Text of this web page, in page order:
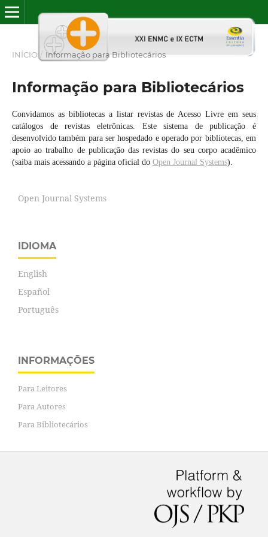
INÍCIO / Informação para Bibliotecários
Informação para Bibliotecários
Convidamos as bibliotecas a listar revistas de Acesso Livre em seus
catálogos de revistas eletrônicas. Este sistema de publicação é
desenvolvido também para ser hospedado e operado por bibliotecas, em
apoio ao trabalho de publicação das revistas do seu corpo acadêmico
(saiba mais acessando a página oficial do Open Journal Systems).
Open Journal Systems
IDIOMA
English
Español
Português
INFORMAÇÕES
Para Leitores
Para Autores
Para Bibliotecários